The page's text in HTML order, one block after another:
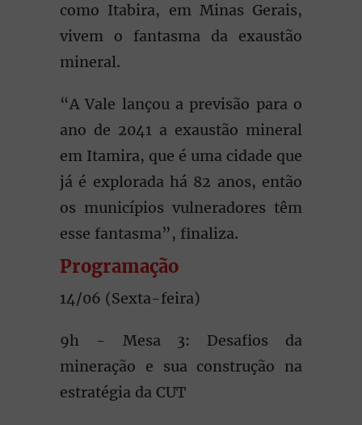
como Itabira, em Minas Gerais,
vivem o fantasma da exaustão
mineral.
“A Vale lançou a previsão para o
ano de 2041 a exaustão mineral
em Itamira, que é uma cidade que
já é explorada há 82 anos, então
os municípios vulneradores têm
esse fantasma”, finaliza.
Programação
14/06 (Sexta-feira)
9h - Mesa 3: Desafios da
mineração e sua construção na
estratégia da CUT